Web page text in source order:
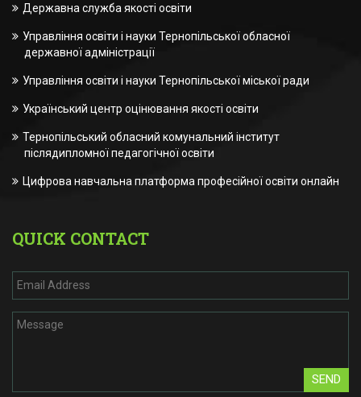
Державна служба якості освіти
Управління освіти і науки Тернопільської обласної
державної адміністрації
Управління освіти і науки Тернопільської міської ради
Український центр оцінювання якості освіти
Тернопільський обласний комунальний інститут
післядипломної педагогічної освіти
Цифрова навчальна платформа професійної освіти онлайн
QUICK CONTACT
SEND